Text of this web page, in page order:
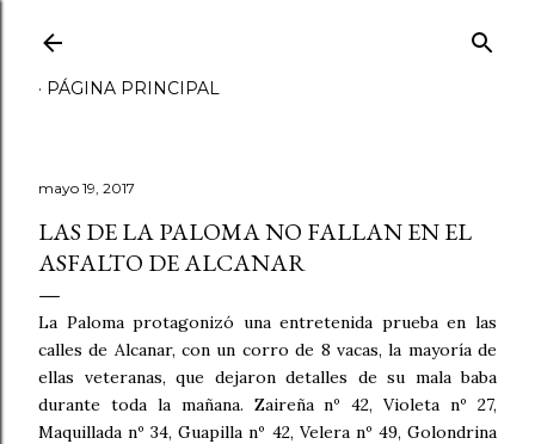
PÁGINA PRINCIPAL
mayo 19, 2017
LAS DE LA PALOMA NO FALLAN EN EL
ASFALTO DE ALCANAR
La Paloma protagonizó una entretenida prueba en las
calles de Alcanar, con un corro de 8 vacas, la mayoría de
ellas veteranas, que dejaron detalles de su mala baba
durante toda la mañana. Zaireña nº 42, Violeta nº 27,
Maquillada nº 34, Guapilla nº 42, Velera nº 49, Golondrina